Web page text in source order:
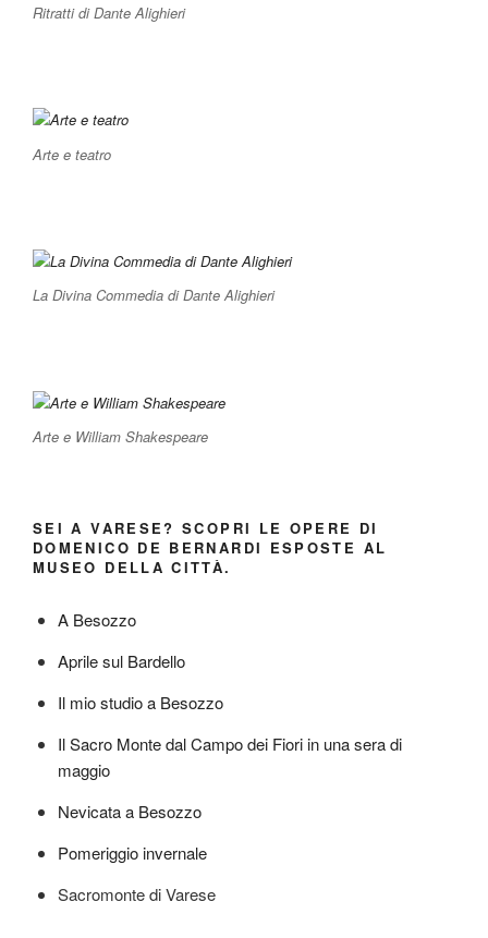
Ritratti di Dante Alighieri
Arte e teatro
La Divina Commedia di Dante Alighieri
Arte e William Shakespeare
SEI A VARESE? SCOPRI LE OPERE DI
DOMENICO DE BERNARDI ESPOSTE AL
MUSEO DELLA CITTÀ.
A Besozzo
Aprile sul Bardello
Il mio studio a Besozzo
Il Sacro Monte dal Campo dei Fiori in una sera di
maggio
Nevicata a Besozzo
Pomeriggio invernale
Sacromonte di Varese